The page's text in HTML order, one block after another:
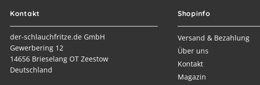
Kontakt
der-schlauchfritze.de GmbH
Gewerbering 12
14656 Brieselang OT Zeestow
Deutschland
Shopinfo
Versand & Bezahlung
Über uns
Kontakt
Magazin